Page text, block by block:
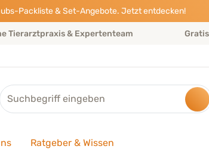
Packliste & Set-Angebote. Jetzt entdecken!
Tierarztpraxis & Expertenteam
Suche
Ratgeber & Wissen